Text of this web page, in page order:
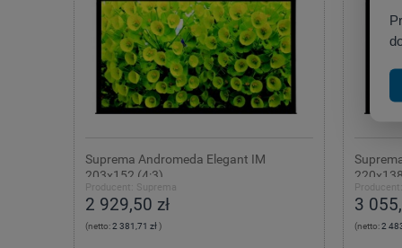
Suprema Andromeda Elegant IM
203x152 (4:3)
Producent: Suprema
2 929,50 zł
(netto:2 381,71 zł)
Producent:
3
(netto:2